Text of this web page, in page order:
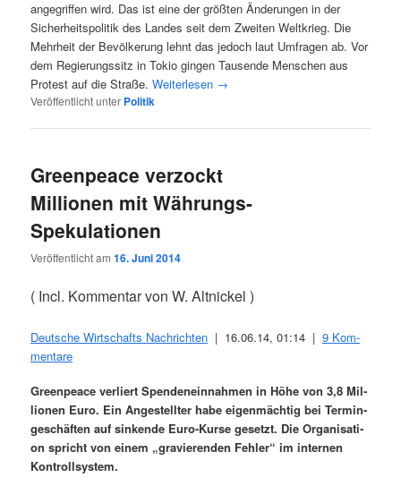
ange­grif­fen wird. Das ist eine der größ­ten Ände­run­gen in der
Sicher­heits­po­li­tik des Lan­des seit dem Zwei­ten Welt­krieg. Die
Mehr­heit der Bevöl­ke­rung lehnt das jedoch laut Umfra­gen ab. Vor
dem Regie­rungs­sitz in Tokio gin­gen Tau­sen­de Men­schen aus
Pro­test auf die Stra­ße.Wei­ter­le­sen →
Veröffentlicht unter Politik
Greenpeace verzockt
Millionen mit Währungs-
Spekulationen
Veröffentlicht am16. Juni 2014
( Incl. Kom­men­tar von W. Altnickel )
Deut­sche Wirt­schafts Nach­rich­ten | 16.06.14, 01:14 |9 Kom­
men­ta­re
Green­peace ver­liert Spen­den­ein­nah­men in Höhe von 3,8 Mil­
lio­nen Euro. Ein Ange­stell­ter habe eigen­mäch­tig bei Ter­min­
ge­schäf­ten auf sin­ken­de Euro-Kur­se gesetzt. Die Orga­ni­sa­ti­
on spricht von einem „gra­vie­ren­den Feh­ler“ im inter­nen
Kontrollsystem.